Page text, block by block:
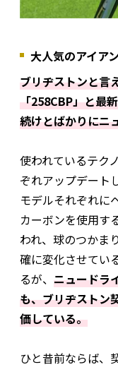
大人気のアイア
ブリヂストンと言
「258CBP」と最
続けとばかりにニ
使われているテク
ぞれアップデート
モデルそれぞれに
カーボンを使用す
われ、球のつかま
確に変化させてい
るが、 ニュードラ
も、ブリヂストン
価している。
ひと昔前ならば、